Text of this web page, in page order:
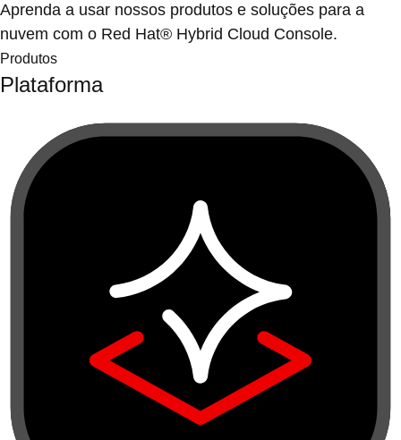
Aprenda a usar nossos produtos e soluções para a
nuvem com o Red Hat® Hybrid Cloud Console.
Produtos
Plataforma